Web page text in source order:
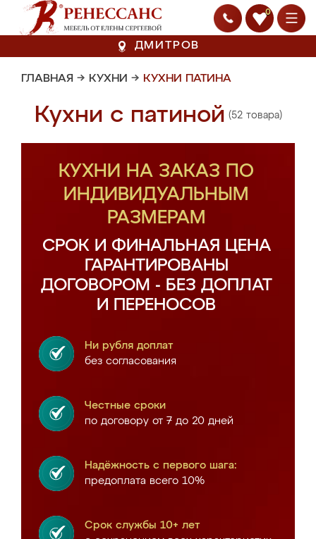
0
ДМИТРОВ
ГЛАВНАЯ → КУХНИ → КУХНИ ПАТИНА
Кухни с патиной (52 товара)
КУХНИ НА ЗАКАЗ ПО
ИНДИВИДУАЛЬНЫМ
РАЗМЕРАМ
СРОК И ФИНАЛЬНАЯ ЦЕНА
ГАРАНТИРОВАНЫ
ДОГОВОРОМ - БЕЗ ДОПЛАТ
И ПЕРЕНОСОВ
Ни рубля доплат
без согласования
Честные сроки
по договору от 7 до 20 дней
Надёжность с первого шага:
предоплата всего 10%
Срок службы 10+ лет